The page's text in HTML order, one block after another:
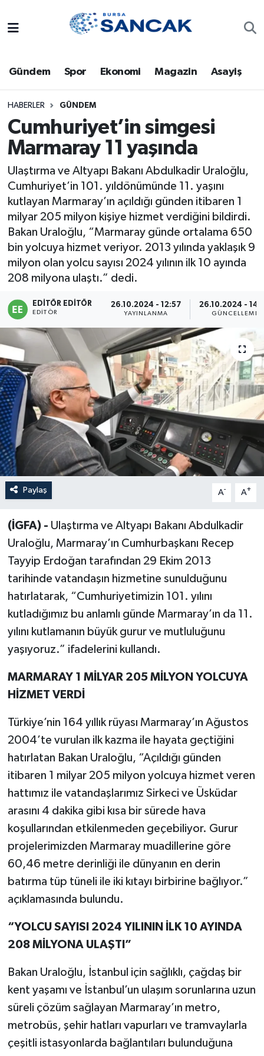
Gündem Spor Ekonomi Magazin Asayiş
HABERLER GÜNDEM
Cumhuriyet’in simgesi
Marmaray 11 yaşında
Ulaştırma ve Altyapı Bakanı Abdulkadir Uraloğlu,
Cumhuriyet’in 101. yıldönümünde 11. yaşını
kutlayan Marmaray’ın açıldığı günden itibaren 1
milyar 205 milyon kişiye hizmet verdiğini bildirdi.
Bakan Uraloğlu, “Marmaray günde ortalama 650
bin yolcuya hizmet veriyor. 2013 yılında yaklaşık 9
milyon olan yolcu sayısı 2024 yılının ilk 10 ayında
208 milyona ulaştı.” dedi.
EDITÖR EDITÖR
EDITÖR
26.10.2024 - 12:57
YAYINLANMA
26.10.2024 -
GÜNCELLEME
Paylaş A- A+
(İGFA) - Ulaştırma ve Altyapı Bakanı Abdulkadir
Uraloğlu, Marmaray’ın Cumhurbaşkanı Recep
Tayyip Erdoğan tarafından 29 Ekim 2013
tarihinde vatandaşın hizmetine sunulduğunu
hatırlatarak, “Cumhuriyetimizin 101. yılını
kutladığımız bu anlamlı günde Marmaray’ın da 11.
yılını kutlamanın büyük gurur ve mutluluğunu
yaşıyoruz.” ifadelerini kullandı.
MARMARAY 1 MİLYAR 205 MİLYON YOLCUYA
HİZMET VERDİ
Türkiye’nin 164 yıllık rüyası Marmaray’ın Ağustos
2004’te vurulan ilk kazma ile hayata geçtiğini
hatırlatan Bakan Uraloğlu, “Açıldığı günden
itibaren 1 milyar 205 milyon yolcuya hizmet veren
hattımız ile vatandaşlarımız Sirkeci ve Üsküdar
arasını 4 dakika gibi kısa bir sürede hava
koşullarından etkilenmeden geçebiliyor. Gurur
projelerimizden Marmaray muadillerine göre
60,46 metre derinliği ile dünyanın en derin
batırma tüp tüneli ile iki kıtayı birbirine bağlıyor.”
açıklamasında bulundu.
“YOLCU SAYISI 2024 YILININ İLK 10 AYINDA
208 MİLYONA ULAŞTI”
Bakan Uraloğlu, İstanbul için sağlıklı, çağdaş bir
kent yaşamı ve İstanbul’un ulaşım sorunlarına uzun
süreli çözüm sağlayan Marmaray’ın metro,
metrobüs, şehir hatları vapurları ve tramvaylarla
çeşitli istasyonlarda bağlantıları bulunduğuna
Bursa
Dünya
Eğitim
Genel
Magazin
Sağlık
Siyaset
Spor
Türkiye
Trafik Durumu
Süper Lig Puan Durumu ve Fikstür
Tüm Manşetler
Son Dakika Haberleri
Haber Arşivi